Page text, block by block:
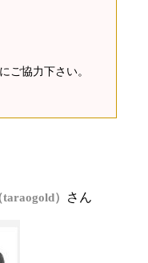
ご協力下さい。
taraogold） さん